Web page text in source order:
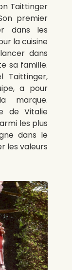
Taittinger
premier
dans les
la cuisine
dans
sa famille.
Taittinger,
a pour
marque.
de Vitalie
les plus
dans le
les valeurs